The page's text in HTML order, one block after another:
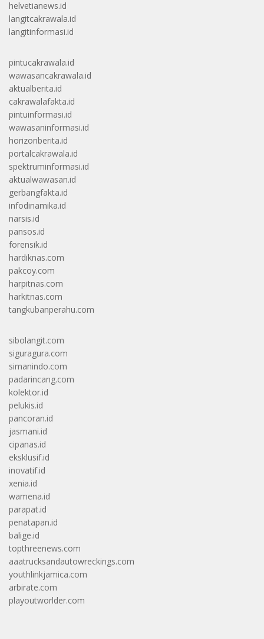
helvetianews.id
langitcakrawala.id
langitinformasi.id
pintucakrawala.id
wawasancakrawala.id
aktualberita.id
cakrawalafakta.id
pintuinformasi.id
wawasaninformasi.id
horizonberita.id
portalcakrawala.id
spektruminformasi.id
aktualwawasan.id
gerbangfakta.id
infodinamika.id
narsis.id
pansos.id
forensik.id
hardiknas.com
pakcoy.com
harpitnas.com
harkitnas.com
tangkubanperahu.com
sibolangit.com
siguragura.com
simanindo.com
padarincang.com
kolektor.id
pelukis.id
pancoran.id
jasmani.id
cipanas.id
eksklusif.id
inovatif.id
xenia.id
wamena.id
parapat.id
penatapan.id
balige.id
topthreenews.com
aaatrucksandautowreckings.com
youthlinkjamica.com
arbirate.com
playoutworlder.com